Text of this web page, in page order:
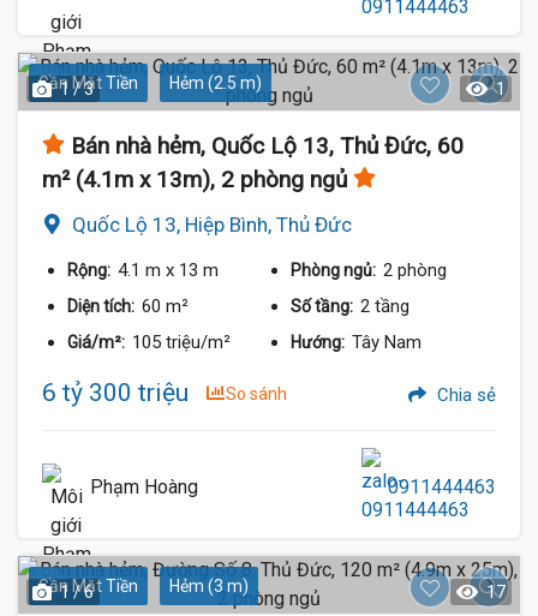
Gần Mặt Tiền Hẻm (2.5 m)
1 / 3 1
Bán nhà hẻm, Quốc Lộ 13, Thủ Đức, 60
m² (4.1m x 13m), 2 phòng ngủ
Quốc Lộ 13, Hiệp Bình, Thủ Đức
Rộng: 4.1 m x 13 m Phòng ngủ: 2 phòng
Diện tích: 60 m² Số tầng: 2 tầng
Giá/m²: 105 triệu/m² Hướng: Tây Nam
6 tỷ 300 triệu So sánh Chia sẻ
Phạm Hoàng 0911444463
Gần Mặt Tiền Hẻm (3 m)
1 / 6 17